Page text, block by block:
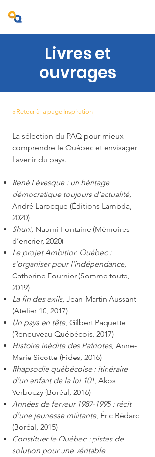
Livres et
ouvrages
« Retour à la page Inspiration
La sélection du PAQ pour mieux
comprendre le Québec et envisager
l’avenir du pays.
René Lévesque : un héritage
démocratique toujours d’actualité,
André Larocque (Éditions Lambda,
2020)
Shuni, Naomi Fontaine (Mémoires
d’encrier, 2020)
Le projet Ambition Québec :
s’organiser pour l’indépendance,
Catherine Fournier (Somme toute,
2019)
La fin des exils, Jean-Martin Aussant
(Atelier 10, 2017)
Un pays en tête, Gilbert Paquette
(Renouveau Québécois, 2017)
Histoire inédite des Patriotes, Anne-
Marie Sicotte (Fides, 2016)
Rhapsodie québécoise : itinéraire
d’un enfant de la loi 101, Akos
Verboczy (Boréal, 2016)
Années de ferveur 1987-1995: récit
d’une jeunesse militante, Éric Bédard
(Boréal, 2015)
Constituer le Québec : pistes de
solution pour une véritable